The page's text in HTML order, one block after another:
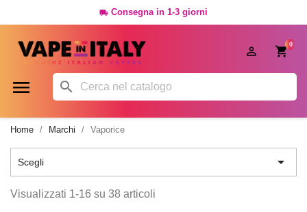
 Consegna in 1-3 giorni
0

 
Home Marchi Vaporice
Scegli 
Visualizzati 1-16 su 38 articoli